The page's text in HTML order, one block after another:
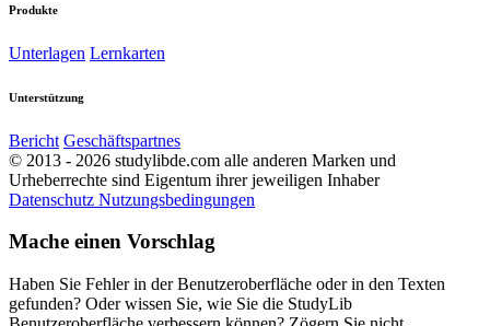
Produkte
Unterlagen Lernkarten
Unterstützung
Bericht Geschäftspartnes
© 2013 - 2026 studylibde.com alle anderen Marken und
Urheberrechte sind Eigentum ihrer jeweiligen Inhaber
Datenschutz Nutzungsbedingungen
Mache einen Vorschlag
Haben Sie Fehler in der Benutzeroberfläche oder in den Texten
gefunden? Oder wissen Sie, wie Sie die StudyLib